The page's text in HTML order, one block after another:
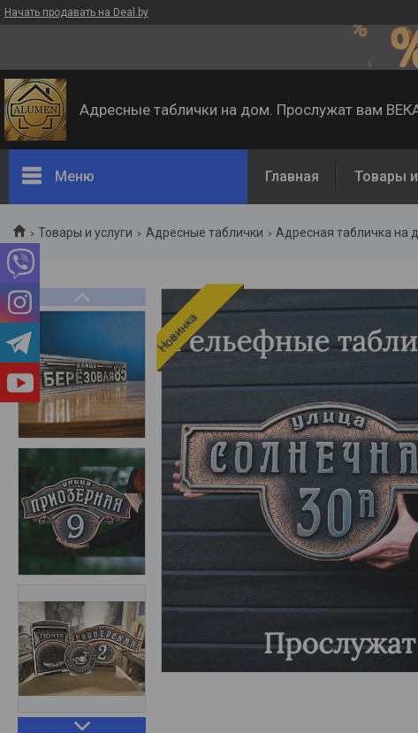
Начать продавать на Deal.by
Адресные таблички на дом. Прослужат вам
Меню Главная Товары и
Товары и услуги Адресные таблички Адресная табличка на
Новинка